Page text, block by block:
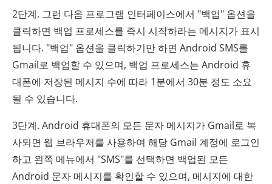
2단계. 그런 다음 프로그램 인터페이스에서 "백업" 옵션을
클릭하면 백업 프로세스를 즉시 시작하라는 메시지가 표시
됩니다. "백업" 옵션을 클릭하기만 하면 Android SMS를
Gmail로 백업할 수 있으며, 백업 프로세스는 Android 휴
대폰에 저장된 메시지 수에 따라 1분에서 30분 정도 소요
될 수 있습니다.
3단계. Android 휴대폰의 모든 문자 메시지가 Gmail로 복
사되면 웹 브라우저를 사용하여 해당 Gmail 계정에 로그인
하고 왼쪽 메뉴에서 "SMS"를 선택하면 백업된 모든
Android 문자 메시지를 확인할 수 있으며, 메시지에 대한